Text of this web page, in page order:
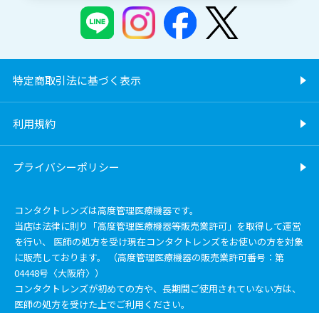
特定商取引法に基づく表示
利用規約
プライバシーポリシー
コンタクトレンズは高度管理医療機器です。
当店は法律に則り「高度管理医療機器等販売業許可」を取得して運営
を行い、 医師の処方を受け現在コンタクトレンズをお使いの方を対象
に販売しております。 （高度管理医療機器の販売業許可番号：第
04448号〈大阪府〉）
コンタクトレンズが初めての方や、長期間ご使用されていない方は、
医師の処方を受けた上でご利用ください。